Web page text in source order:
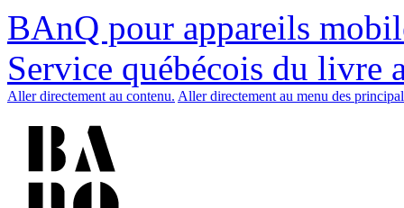
BAnQ pour appareils
Service québécois du livre
Aller directement au contenu. Aller directement au menu des